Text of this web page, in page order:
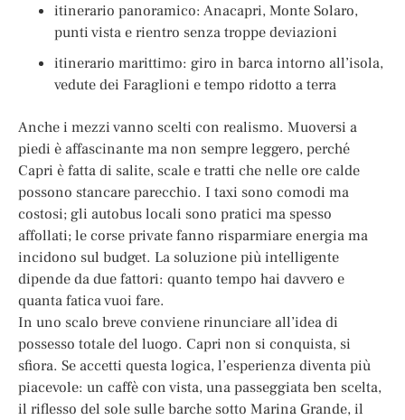
itinerario panoramico: Anacapri, Monte Solaro,
punti vista e rientro senza troppe deviazioni
itinerario marittimo: giro in barca intorno all’isola,
vedute dei Faraglioni e tempo ridotto a terra
Anche i mezzi vanno scelti con realismo. Muoversi a
piedi è affascinante ma non sempre leggero, perché
Capri è fatta di salite, scale e tratti che nelle ore calde
possono stancare parecchio. I taxi sono comodi ma
costosi; gli autobus locali sono pratici ma spesso
affollati; le corse private fanno risparmiare energia ma
incidono sul budget. La soluzione più intelligente
dipende da due fattori: quanto tempo hai davvero e
quanta fatica vuoi fare.
In uno scalo breve conviene rinunciare all’idea di
possesso totale del luogo. Capri non si conquista, si
sfiora. Se accetti questa logica, l’esperienza diventa più
piacevole: un caffè con vista, una passeggiata ben scelta,
il riflesso del sole sulle barche sotto Marina Grande, il